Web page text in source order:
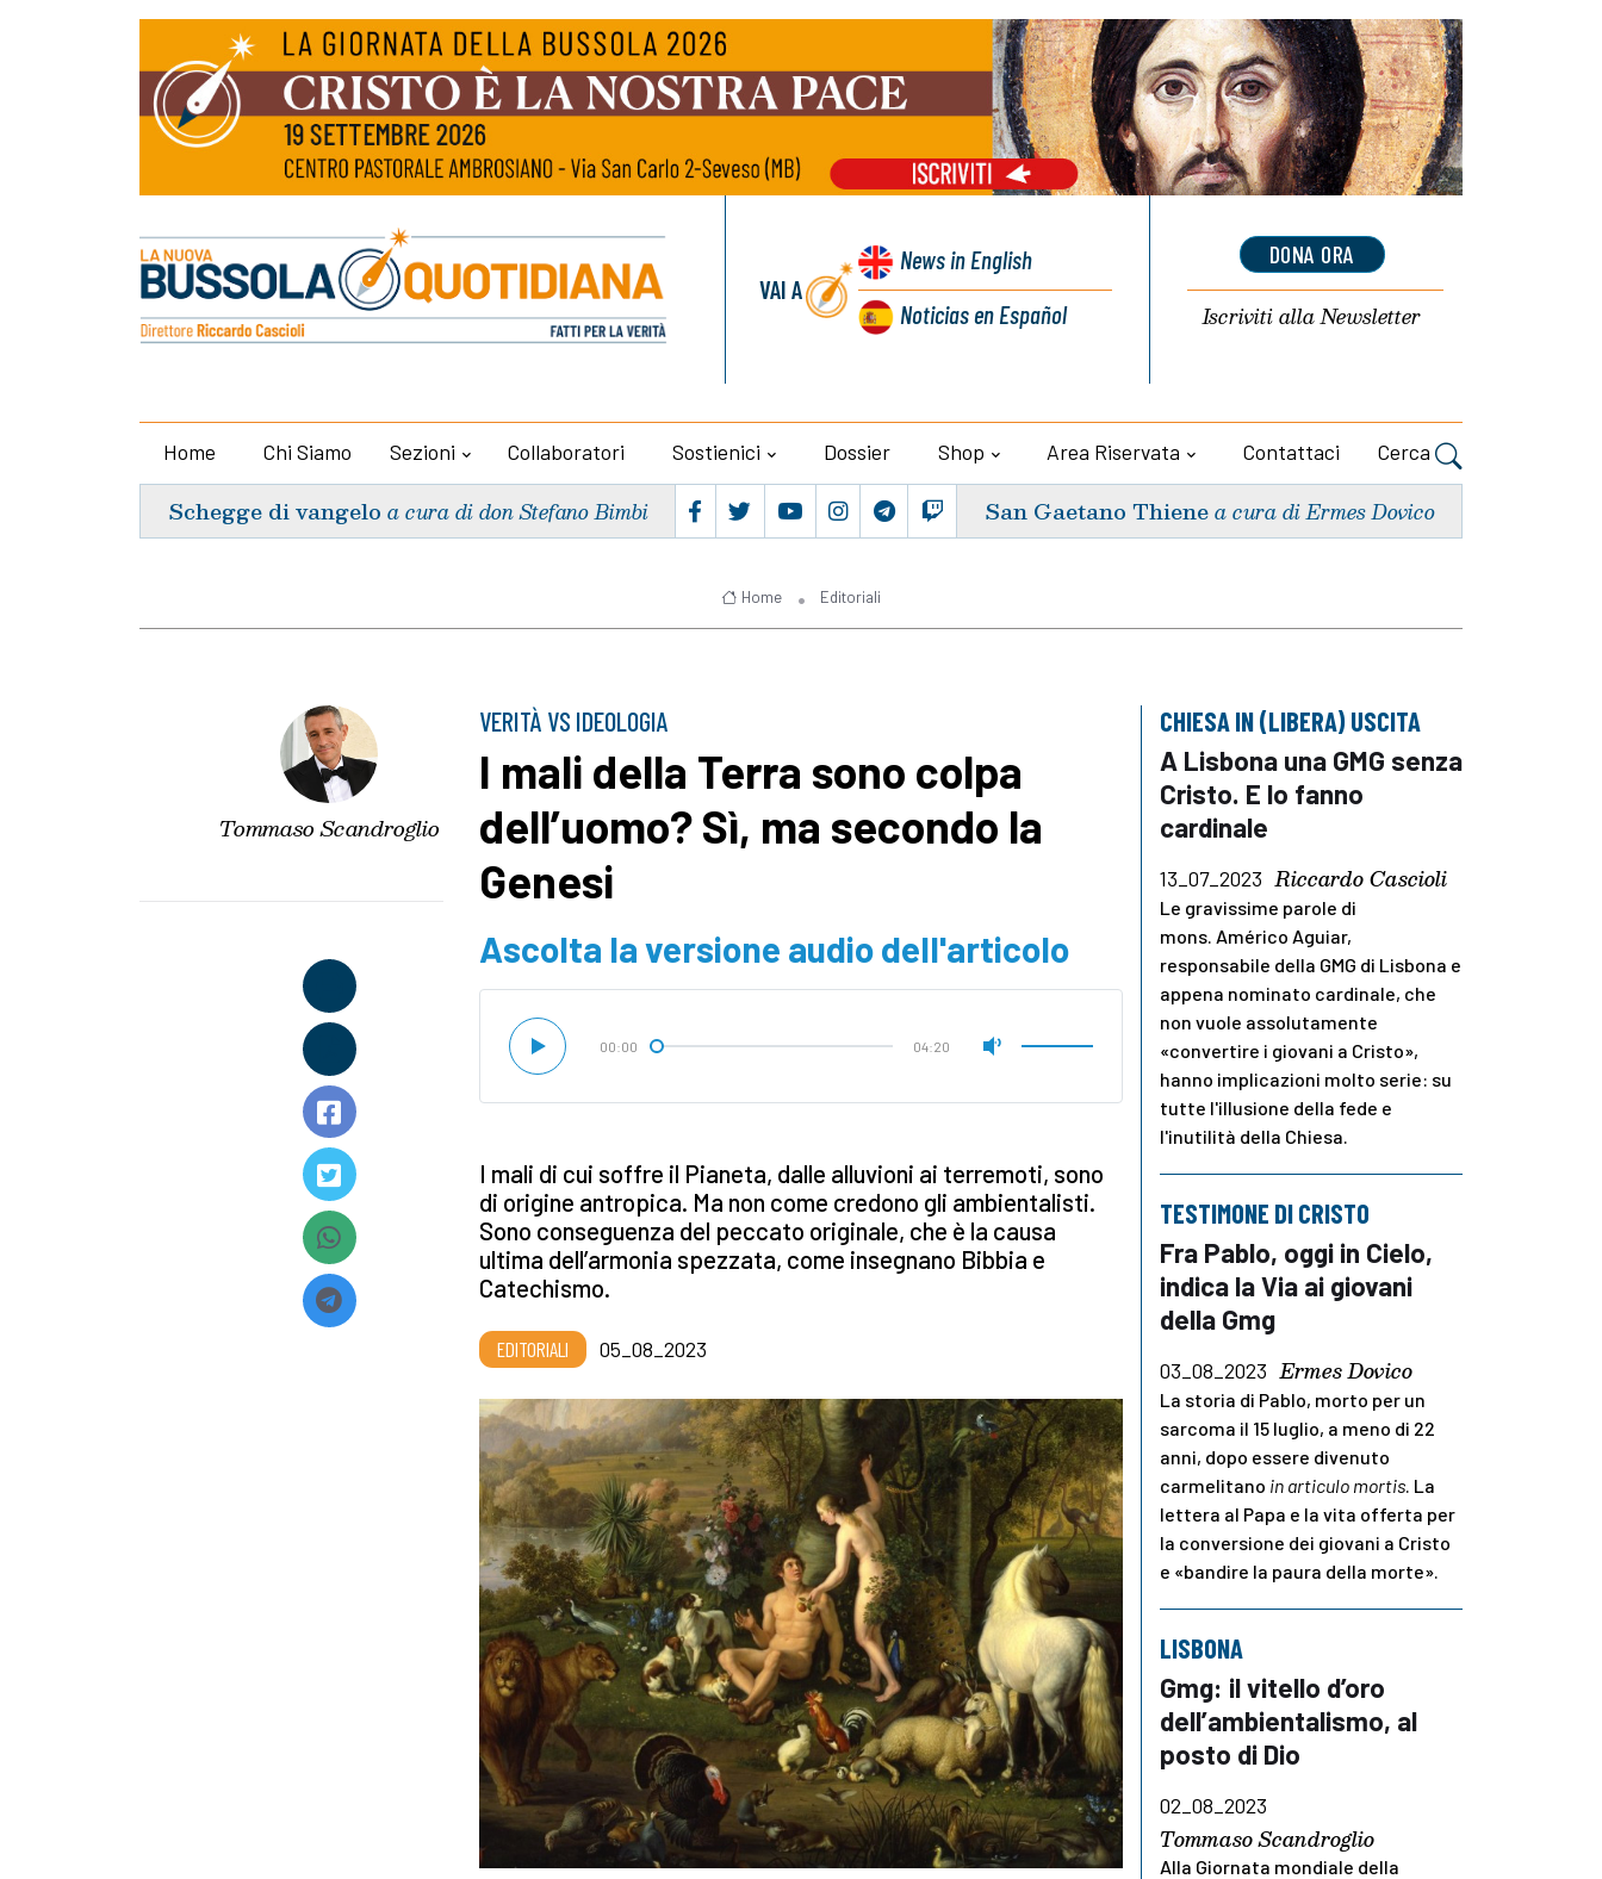
VAI A
Newsin English
Noticiasen Español
DONA ORA
Iscriviti allaNewsletter
Home Chi Siamo Sezioni Collaboratori Sostienici Dossier Shop Area Riservata Contattaci Cerca
Schegge di vangelo a cura di don Stefano Bimbi San Gaetano Thiene a cura di Ermes Dovico
Home Editoriali
Tommaso Scandroglio
VERITÀ VS IDEOLOGIA
I mali della Terra sono colpa
dell’uomo? Sì, ma secondo la
Genesi
Ascolta la versione audio dell'articolo
00:00 04:20
I mali di cui soffre il Pianeta, dalle alluvioni ai terremoti, sono
di origine antropica. Ma non come credono gli ambientalisti.
Sono conseguenza del peccato originale, che è la causa
ultima dell’armonia spezzata, come insegnano Bibbia e
Catechismo.
EDITORIALI 05_08_2023
CHIESA IN (LIBERA) USCITA
A Lisbona una GMG senza
Cristo. E lo fanno
cardinale
13_07_2023 Riccardo Cascioli
Le gravissime parole di
mons. Américo Aguiar,
responsabile della GMG di Lisbona e
appena nominato cardinale, che
non vuole assolutamente
«convertire i giovani a Cristo»,
hanno implicazioni molto serie: su
tutte l'illusione della fede e
l'inutilità della Chiesa.
TESTIMONE DI CRISTO
Fra Pablo, oggi in Cielo,
indica la Via ai giovani
della Gmg
03_08_2023 Ermes Dovico
La storia di Pablo, morto per un
sarcoma il 15 luglio, a meno di 22
anni, dopo essere divenuto
carmelitano in articulo mortis . La
lettera al Papa e la vita offerta per
la conversione dei giovani a Cristo
e «bandire la paura della morte».
LISBONA
Gmg: il vitello d’oro
dell’ambientalismo, al
posto di Dio
02_08_2023
Tommaso Scandroglio
Alla Giornata mondiale della